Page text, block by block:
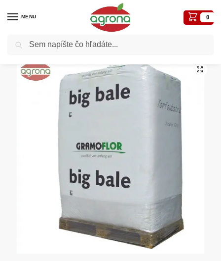
MENU 0
Domov Substráty, rašelina, kôra, keramzit